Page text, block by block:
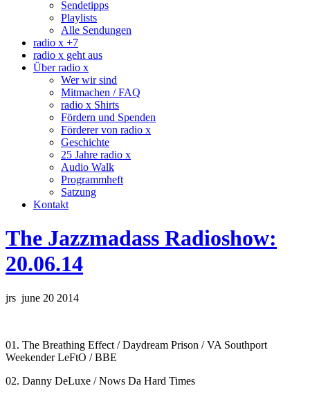
Sendetipps
Playlists
Alle Sendungen
radio x +7
radio x geht aus
Über radio x
Wer wir sind
Mitmachen / FAQ
radio x Shirts
Fördern und Spenden
Förderer von radio x
Geschichte
25 Jahre radio x
Audio Walk
Programmheft
Satzung
Kontakt
The Jazzmadass Radioshow:
20.06.14
jrs june 20 2014
01. The Breathing Effect / Daydream Prison / VA Southport
Weekender LeFtO / BBE
02. Danny DeLuxe / Nows Da Hard Times